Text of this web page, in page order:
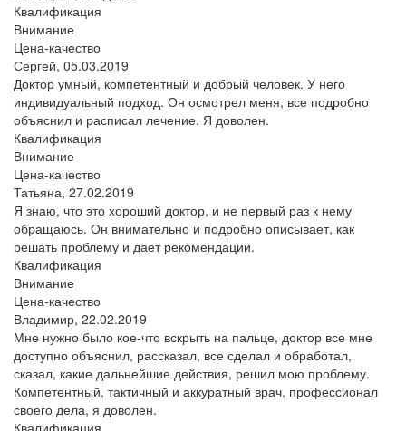
Квалификация
Внимание
Цена-качество
Сергей, 05.03.2019
Доктор умный, компетентный и добрый человек. У него
индивидуальный подход. Он осмотрел меня, все подробно
объяснил и расписал лечение. Я доволен.
Квалификация
Внимание
Цена-качество
Татьяна, 27.02.2019
Я знаю, что это хороший доктор, и не первый раз к нему
обращаюсь. Он внимательно и подробно описывает, как
решать проблему и дает рекомендации.
Квалификация
Внимание
Цена-качество
Владимир, 22.02.2019
Мне нужно было кое-что вскрыть на пальце, доктор все мне
доступно объяснил, рассказал, все сделал и обработал,
сказал, какие дальнейшие действия, решил мою проблему.
Компетентный, тактичный и аккуратный врач, профессионал
своего дела, я доволен.
Квалификация